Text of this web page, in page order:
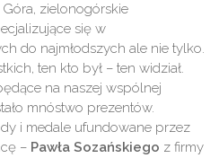
zielonogórskie
się w
do najmłodszych ale nie tylko.
ten kto był – ten widział.
na naszej wspólnej
mnóstwo prezentów.
i medale ufundowane przez
– Pawła Sozańskiego z firmy